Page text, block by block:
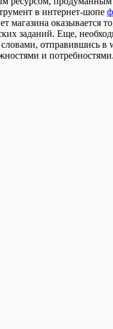
в интернет-шопе
оказывается
заданий. Еще,
отправившись
и потребностями.